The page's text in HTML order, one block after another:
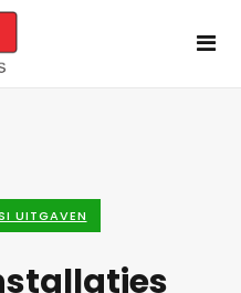
UITGAVEN